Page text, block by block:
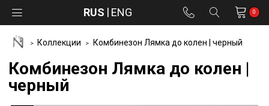
RUS ENG 0
Коллекции Комбинезон Лямка до колен | черный
Комбинезон Лямка до колен |
черный